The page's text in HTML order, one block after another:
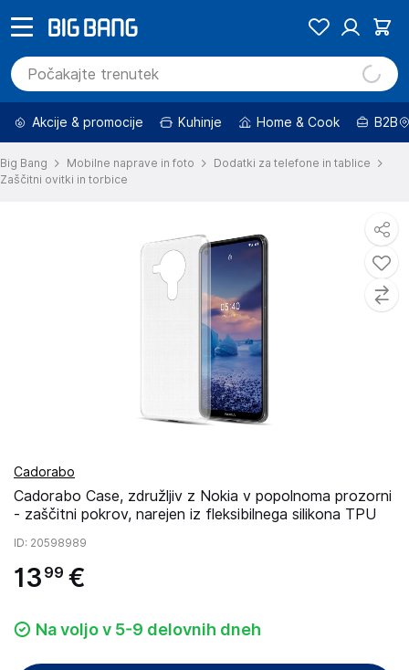
Akcije & promocije Kuhinje Home & Cook B2B
Big Bang Mobilne naprave in foto
Dodatki za telefone in tablice
Zaščitni ovitki in torbice
Cadorabo
Cadorabo Case, združljiv z Nokia v popolnoma prozorni
- zaščitni pokrov, narejen iz fleksibilnega silikona TPU
ID: 20598989
13 99 €
Na voljo v 5-9 delovnih dneh